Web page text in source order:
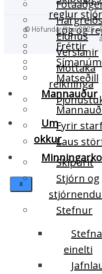
reglur
Lög og
Fréttir
Matseðill
Mannauður
Fyrir
Laus
X
Eldhús
Verslanir
Móttaka
reikninga
Um
okkur
Skipurit
Stjórn og
Stefnur
einelti
© Höfundaréttur 2025 -